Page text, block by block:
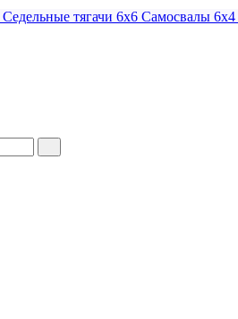
Седельные тягачи 6х6 Самосвалы 6х4